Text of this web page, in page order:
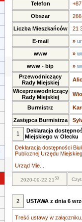
Telefon
Obszar
Liczba Mieszkańców 21
E-mail »
www »
www - bip »
Przewodniczący
Rady Miejskiej
Wiceprzewodniczący
Rady Miejskiej
Burmistrz
Zastępca Burmistrza
1
Deklaracja
Miejskiego w Olecku
Deklaracja dostępności
Publicznej Urzędu
Urząd Mie...
2020-09-22 2153
2 USTAWA z dnia 6
Treść ustawy w